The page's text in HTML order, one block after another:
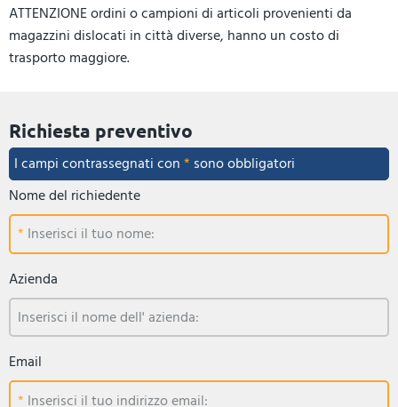
ATTENZIONE ordini o campioni di articoli provenienti da
magazzini dislocati in città diverse, hanno un costo di
trasporto maggiore.
Richiesta preventivo
I campi contrassegnati con* sono obbligatori
Nome del richiedente
Inserisci il tuo nome:
Azienda
Inserisci il nome dell' azienda:
Email
Inserisci il tuo indirizzo email: